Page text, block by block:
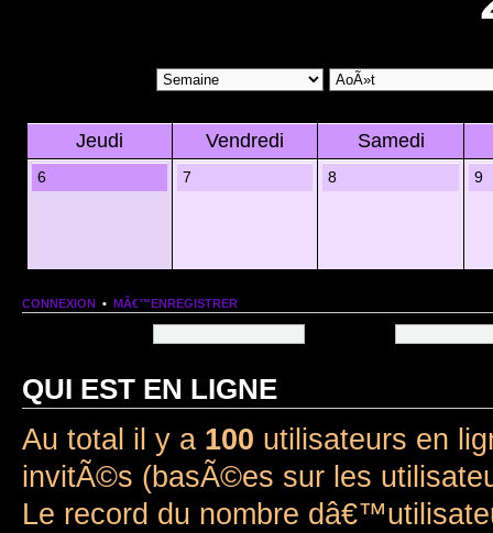
Jeudi Vendredi Samedi
6 7 8 9
CONNEXION • MÂ€™ENREGISTRER
QUI EST EN LIGNE
Au total il y a 100 utilisateurs en
invitÃ©s (basÃ©es sur les
Le record du nombre